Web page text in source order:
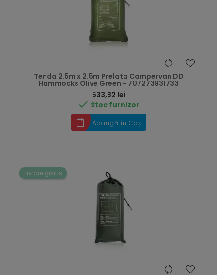
Tenda 2.5m x 2.5m Prelata Campervan DD
Hammocks Olive Green - 707273931733
533,82 lei
 Stoc furnizor
Adaugă în Coș
Livrare gratis